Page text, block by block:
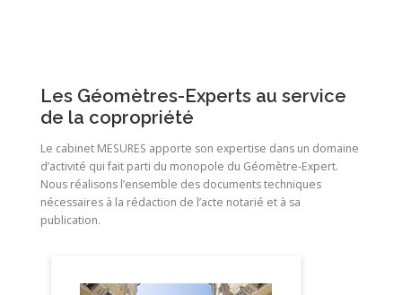
Les Géomètres-Experts au service
de la copropriété
Le cabinet MESURES apporte son expertise dans un domaine
d’activité qui fait parti du monopole du Géomètre-Expert.
Nous réalisons l’ensemble des documents techniques
nécessaires à la rédaction de l’acte notarié et à sa
publication.